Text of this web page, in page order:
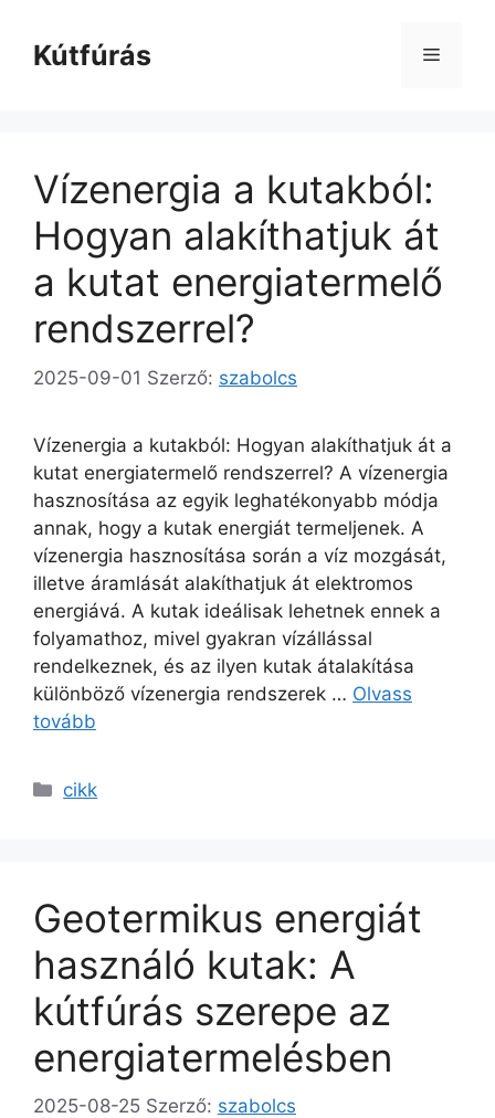
tartalomba
Kútfúrás Menü
Vízenergia a kutakból:
Hogyan alakíthatjuk át
a kutat energiatermelő
rendszerrel?
2025-09-01 Szerző: szabolcs
Vízenergia a kutakból: Hogyan alakíthatjuk át a
kutat energiatermelő rendszerrel? A vízenergia
hasznosítása az egyik leghatékonyabb módja
annak, hogy a kutak energiát termeljenek. A
vízenergia hasznosítása során a víz mozgását,
illetve áramlását alakíthatjuk át elektromos
energiává. A kutak ideálisak lehetnek ennek a
folyamathoz, mivel gyakran vízállással
rendelkeznek, és az ilyen kutak átalakítása
különböző vízenergia rendszerek … Olvass
tovább
Kategória
cikk
Geotermikus energiát
használó kutak: A
kútfúrás szerepe az
energiatermelésben
2025-08-25 Szerző: szabolcs